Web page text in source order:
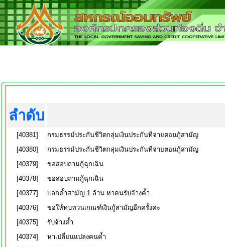
ลำดับ
[40381]
กรมธรรม์ประกันชีวิตกลุ่มเงินประกันที่จ่ายตอนกู้สามัญ
[40380]
กรมธรรม์ประกันชีวิตกลุ่มเงินประกันที่จ่ายตอนกู้สามัญ
[40379]
ขอสอบถามกู้ฉุกเฉิน
[40378]
ขอสอบถามกู้ฉุกเฉิน
[40377]
แลกค้ำสามัญ 1 ล้าน หาคนรับจ้างค้ำ
[40376]
ขอให้ทบทวนเกณฑ์เงินกู้สามัญอีกครั้งค่ะ
[40375]
รับจ้างค้ำ
[40374]
หาเปลี่ยนแปลงคนค้ำ